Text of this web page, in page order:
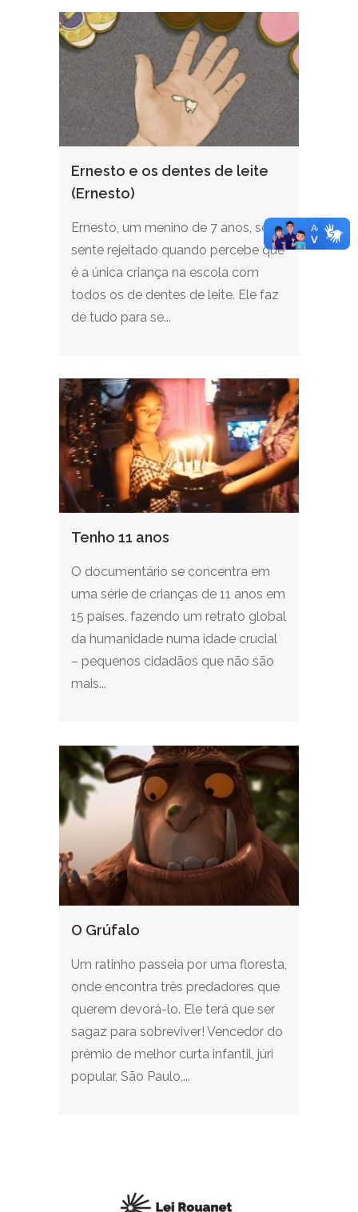
Ernesto e os dentes de leite
(Ernesto)
Ernesto, um menino de 7 anos, se
sente rejeitado quando percebe que
é a única criança na escola com
todos os de dentes de leite. Ele faz
de tudo para se...
Tenho 11 anos
O documentário se concentra em
uma série de crianças de 11 anos em
15 países, fazendo um retrato global
da humanidade numa idade crucial
– pequenos cidadãos que não são
mais...
O Grúfalo
Um ratinho passeia por uma floresta,
onde encontra três predadores que
querem devorá-lo. Ele terá que ser
sagaz para sobreviver! Vencedor do
prêmio de melhor curta infantil, júri
popular, São Paulo,...